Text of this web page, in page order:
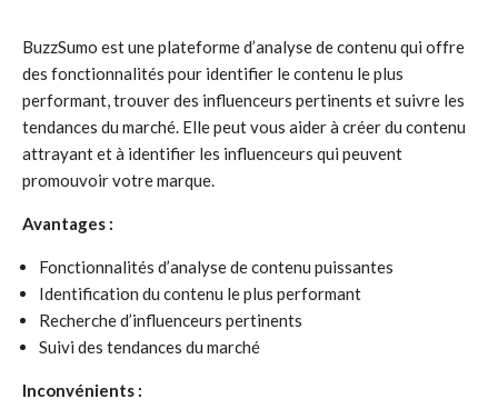
BuzzSumo est une plateforme d’analyse de contenu qui offre
des fonctionnalités pour identifier le contenu le plus
performant, trouver des influenceurs pertinents et suivre les
tendances du marché. Elle peut vous aider à créer du contenu
attrayant et à identifier les influenceurs qui peuvent
promouvoir votre marque.
Avantages :
Fonctionnalités d’analyse de contenu puissantes
Identification du contenu le plus performant
Recherche d’influenceurs pertinents
Suivi des tendances du marché
Inconvénients :